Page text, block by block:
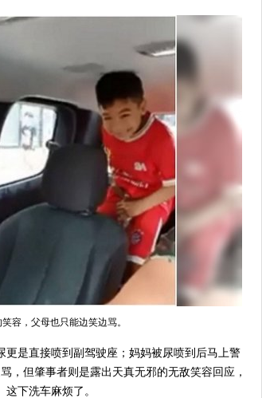
容，父母也只能边笑边骂。
是直接喷到副驾驶座；妈妈被尿喷到后马上警
，但肇事者则是露出天真无邪的无敌笑容回应，
下洗车麻烦了。